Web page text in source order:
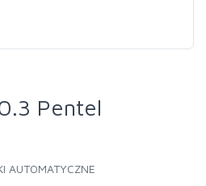
Pentel
AUTOMATYCZNE